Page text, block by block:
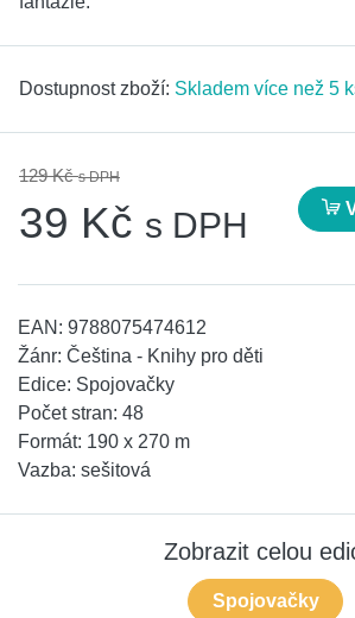
Dostupnost zboží: Skladem více než 5
129 Kčs DPH
39 Kč s DPH
EAN: 9788075474612
Žánr: Čeština - Knihy pro děti
Edice: Spojovačky
Počet stran: 48
Formát: 190 x 270 m
Vazba: sešitová
Zobrazit celou
Spojovačky